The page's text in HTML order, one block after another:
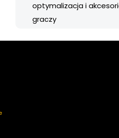
optymalizacja i
graczy